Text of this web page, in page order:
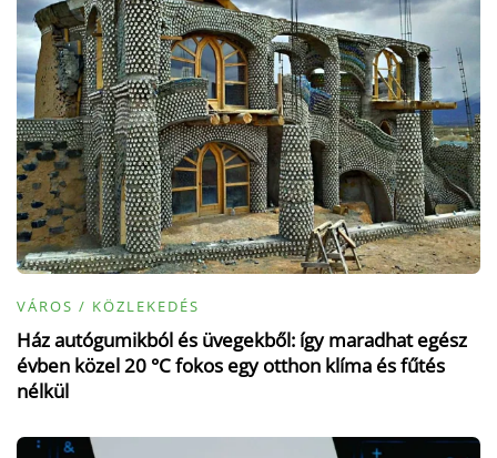
VÁROS / KÖZLEKEDÉS
Ház autógumikból és üvegekből: így maradhat egész
évben közel 20 °C fokos egy otthon klíma és fűtés
nélkül